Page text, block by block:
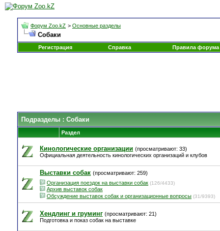
Форум Zoo.kZ > Основные разделы
Собаки
Регистрация Справка Правила форума
Подразделы : Собаки
Раздел
Кинологические организации (просматривают: 33)
Официальная деятельность кинологических организаций и клубов
Выставки собак (просматривают: 259)
Организация поездок на выставки собак (126/4433)
Архив выставок собак
Обсуждение выставок собак и организационные вопросы (31/9393)
Хендлинг и груминг (просматривают: 21)
Подготовка и показ собак на выставке